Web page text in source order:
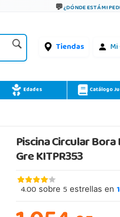
¿DÓNDE ESTÁ MI
Tiendas
Edades Catálogo
Piscina Circular
Gre KITPR353
4.00 sobre 5 estrellas en1